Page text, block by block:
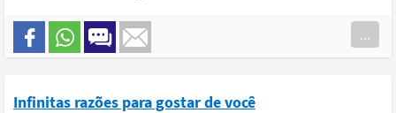
...
Infinitas razões para gostar de você